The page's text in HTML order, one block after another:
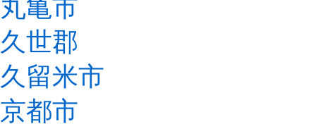
丸亀市
久世郡
久留米市
京都市